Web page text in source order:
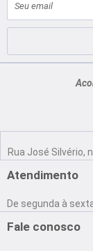
mail
Rua José Silvério,
Atendimento
De segunda à
Fale conosco